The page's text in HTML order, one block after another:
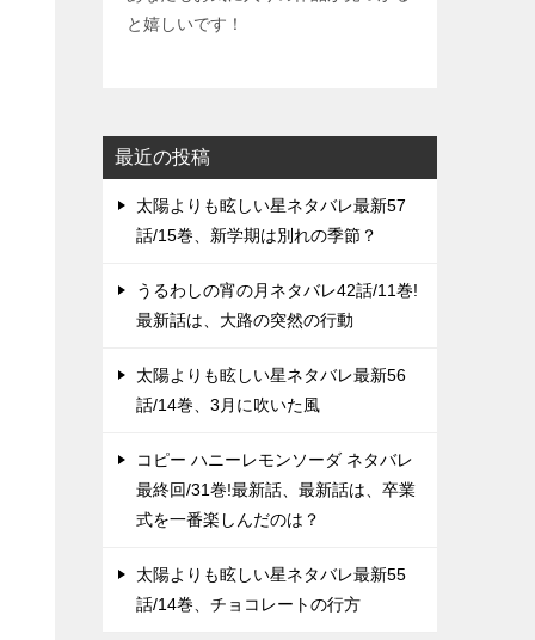
と嬉しいです！
最近の投稿
太陽よりも眩しい星ネタバレ最新57
話/15巻、新学期は別れの季節？
うるわしの宵の月ネタバレ42話/11巻!
最新話は、大路の突然の行動
太陽よりも眩しい星ネタバレ最新56
話/14巻、3月に吹いた風
コピー ハニーレモンソーダ ネタバレ
最終回/31巻!最新話、最新話は、卒業
式を一番楽しんだのは？
太陽よりも眩しい星ネタバレ最新55
話/14巻、チョコレートの行方